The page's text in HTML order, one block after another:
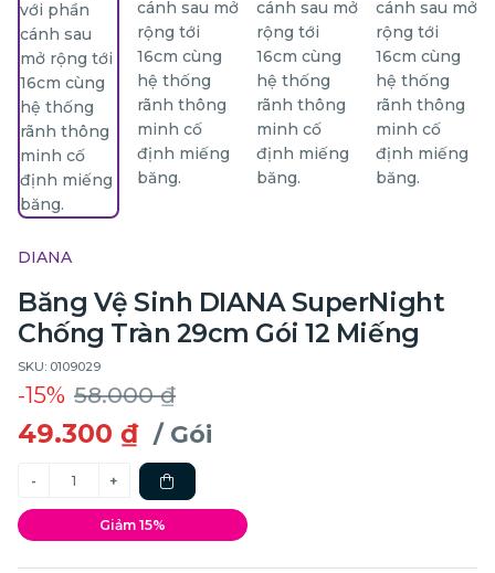
DIANA
Băng Vệ Sinh DIANA SuperNight
Chống Tràn 29cm Gói 12 Miếng
SKU: 0109029
-15% 58.000 ₫
49.300 ₫ / Gói
Giảm 15%